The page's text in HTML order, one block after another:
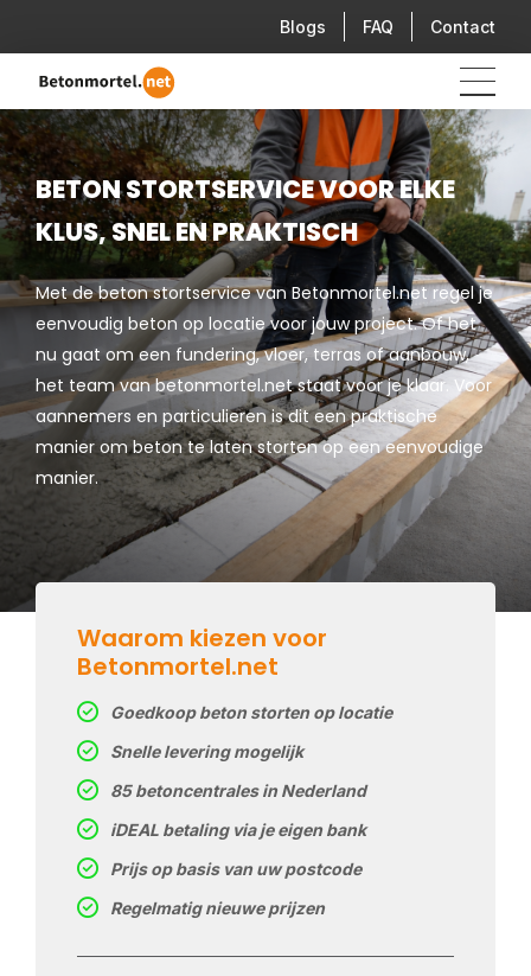
Blogs FAQ Contact
BETON STORTSERVICE VOOR ELKE
KLUS, SNEL EN PRAKTISCH
Met de beton stortservice van Betonmortel.net regel je
eenvoudig beton op locatie voor jouw project. Of het
nu gaat om een fundering, vloer, terras of aanbouw,
het team van betonmortel.net staat voor je klaar. Voor
aannemers en particulieren is dit een praktische
manier om beton te laten storten op een eenvoudige
manier.
Waarom kiezen voor
Betonmortel.net
Goedkoop beton storten op locatie
Snelle levering mogelijk
85 betoncentrales in Nederland
iDEAL betaling via je eigen bank
Prijs op basis van uw postcode
Regelmatig nieuwe prijzen